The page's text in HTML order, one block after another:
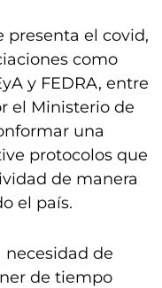
presenta el covid,
como
y FEDRA, entre
el Ministerio de
una
protocolos que
de manera
el país.
necesidad de
de tiempo